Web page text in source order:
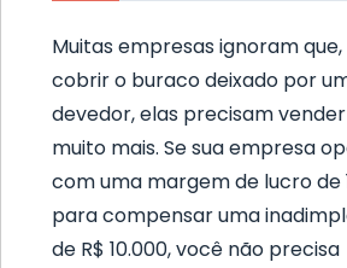
Muitas empresas ignoram
cobrir o buraco deixado por
devedor, elas precisam vender
muito mais. Se sua empresa
com uma margem de lucro de
para compensar uma
de R$ 10.000, você não precisa